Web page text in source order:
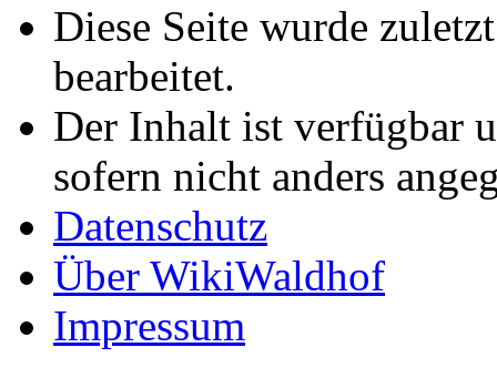
Diese Seite wurde
bearbeitet.
Der Inhalt ist verfügbar
sofern nicht anders
Datenschutz
Über WikiWaldhof
Impressum